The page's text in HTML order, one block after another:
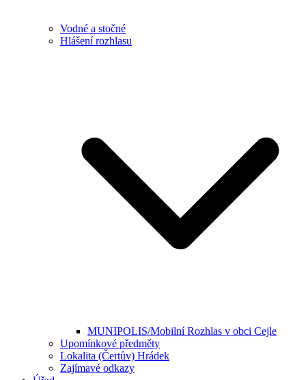
Vodné a stočné
Hlášení rozhlasu
MUNIPOLIS/Mobilní Rozhlas v obci Cejle
Upomínkové předměty
Lokalita (Čertův) Hrádek
Zajímavé odkazy